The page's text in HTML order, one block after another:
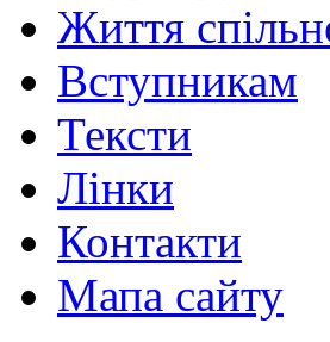
Життя
Вступникам
Тексти
Лінки
Контакти
Мапа сайту